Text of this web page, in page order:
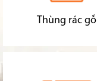
Thùng rác gỗ